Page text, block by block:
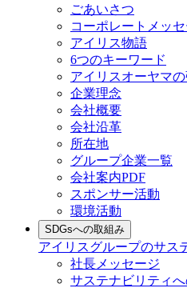
ごあいさつ
コーポレートメッ
アイリス物語
6つのキーワード
アイリスオーヤマ
企業理念
会社概要
会社沿革
所在地
グループ企業一覧
会社案内PDF
スポンサー活動
環境活動
SDGsへの取組み
アイリスグループのサス
社長メッセージ
サステナビリティ